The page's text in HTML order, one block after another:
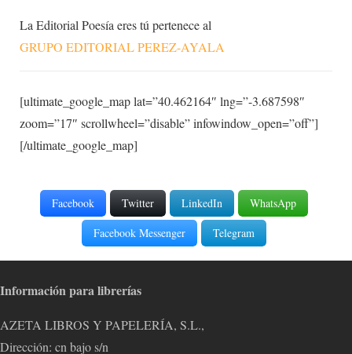
La Editorial Poesía eres tú pertenece al
GRUPO EDITORIAL PEREZ-AYALA
[ultimate_google_map lat=”40.462164″ lng=”-3.687598″
zoom=”17″ scrollwheel=”disable” infowindow_open=”off”]
[/ultimate_google_map]
Facebook Twitter LinkedIn
WhatsApp
Facebook Messenger
Telegram
Información para librerías
AZETA LIBROS Y PAPELERÍA, S.L.,
Dirección: cn bajo s/n